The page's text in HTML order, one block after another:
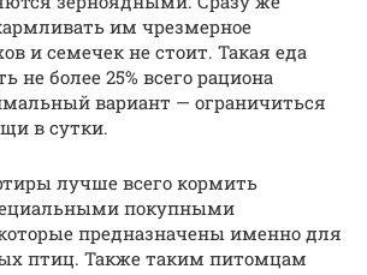
им чрезмерное
и семечек не стоит. Такая еда
не более 25% всего рациона
вариант — ограничиться
в сутки.
лучше всего кормить
покупными
предназначены именно для
птиц. Также таким питомцам